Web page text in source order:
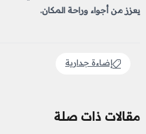
يعزز من أجواء وراحة المكان.
إضاءة جدارية
مقالات ذات صلة